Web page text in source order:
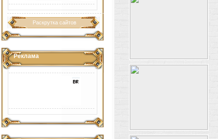
Раскрутка сайтов
Реклама